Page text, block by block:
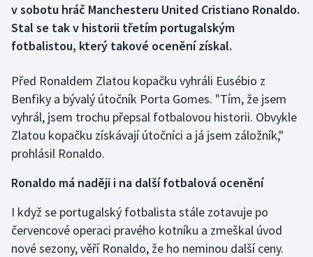
Box
Curling
Dostihy
Florbal
Futsal
Golf
Gymnastika
Házená
v sobotu hráč Manchesteru United Cristiano Ronaldo.
Stal se tak v historii třetím portugalským
fotbalistou, který takové ocenění získal.
Před Ronaldem Zlatou kopačku vyhráli Eusébio z
Benfiky a bývalý útočník Porta Gomes. "Tím, že jsem
vyhrál, jsem trochu přepsal fotbalovou historii. Obvykle
Zlatou kopačku získávají útočníci a já jsem záložník,"
prohlásil Ronaldo.
Ronaldo má naději i na další fotbalová ocenění
I když se portugalský fotbalista stále zotavuje po
červencové operaci pravého kotníku a zmeškal úvod
nové sezony, věří Ronaldo, že ho neminou další ceny.